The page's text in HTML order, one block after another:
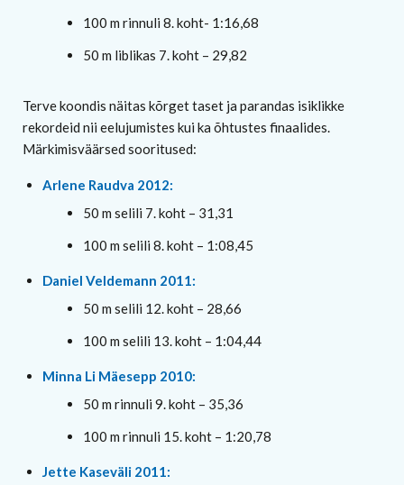
100 m rinnuli 8. koht- 1:16,68
50 m liblikas 7. koht – 29,82
Terve koondis näitas kõrget taset ja parandas isiklikke
rekordeid nii eelujumistes kui ka õhtustes finaalides.
Märkimisväärsed sooritused:
Arlene Raudva 2012:
50 m selili 7. koht – 31,31
100 m selili 8. koht – 1:08,45
Daniel Veldemann 2011:
50 m selili 12. koht – 28,66
100 m selili 13. koht – 1:04,44
Minna Li Mäesepp 2010:
50 m rinnuli 9. koht – 35,36
100 m rinnuli 15. koht – 1:20,78
Jette Kaseväli 2011: